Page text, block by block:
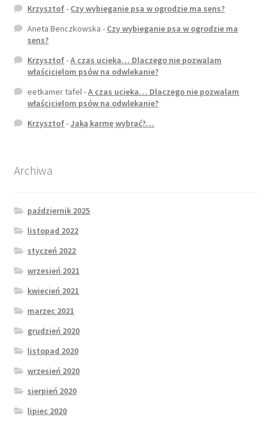
Regulaminy, polityka prywatności, zgody
Regulamin sklepu
Polityka prywatności
Zgody na przetwarzanie danych
Regulamin konsultacji behawioralnej
Regulamin warsztatów/seminariów
Regulamin konsultacji mentoringowej
Mobilna PSYchodnia Wychowawcza, Czarne
Podniebienie oraz Spod Znaku Psa
Warsztaty/seminaria
broszura sylwestrowa
Krzysztof- Czy wybieganie psa w ogrodzie ma sens?
Aneta Benczkowska - Czy wybieganie psa w ogrodzie ma
sens?
Krzysztof-A czas ucieka… Dlaczego nie pozwalam
właścicielom psów na odwlekanie?
eetkamer tafel-A czas ucieka… Dlaczego nie pozwalam
właścicielom psów na odwlekanie?
Krzysztof-Jaką karmę wybrać?…
Archiwa
październik 2025
listopad 2022
styczeń 2022
wrzesień 2021
kwiecień 2021
marzec 2021
grudzień 2020
listopad 2020
wrzesień 2020
sierpień 2020
lipiec 2020